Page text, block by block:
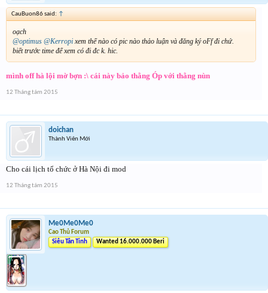
CauBuon86 said: ↑
oạch
@optimus @Kerropi xem thế nào có pic nào thảo luận và đăng ký oFf đi chứ.
biết trước time để xem có đi đc k. hic.
mình off hà lội mờ bợn :\ cái này bảo thằng Óp với thằng nùn
12 Tháng tám 2015
doichan
Thành Viên Mới
Cho cái lịch tổ chức ở Hà Nội đi mod
12 Tháng tám 2015
Me0Me0Me0
Cao Thủ Forum
Siêu Tân Tinh
Wanted 16.000.000 Beri